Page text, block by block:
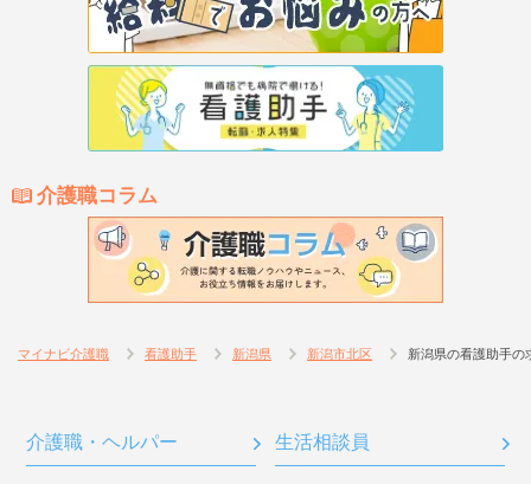
介護職コラム
マイナビ介護職 看護助手 新潟県 新潟市北区 新潟県の看護助手の
介護職・ヘルパー 生活相談員